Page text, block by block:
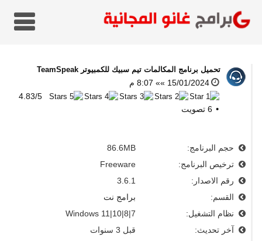
تحميل برنامج المكالمات تيم سبيك للكمبيوتر TeamSpeak
15/01/2024 »» 8:07 م
4.83/5
6تصويت
حجم البرنامج:
86.6MB
ترخيص البرنامج:
Freeware
رقم الاصدار:
3.6.1
القسم:
برامج نت
نظام التشغيل:
Windows 11|10|8|7
آخر تحديث:
قبل 3 سنوات